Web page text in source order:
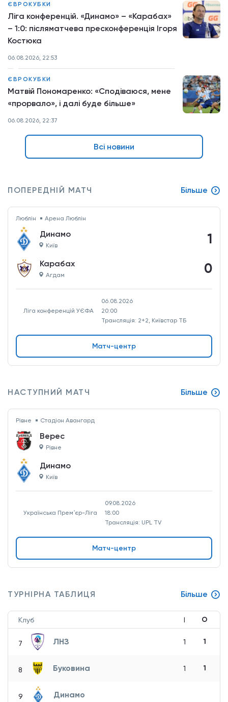
ЄВРОКУБКИ
Ліга конференцій. «Динамо» – «Карабах»
– 1:0: післяматчева пресконференція Ігоря
Костюка
06.08.2026, 22:53
ЄВРОКУБКИ
Матвій Пономаренко: «Сподіваюся, мене
«прорвало», і далі буде більше»
06.08.2026, 22:37
Всі новини
ПОПЕРЕДНІЙ МАТЧ Більше
Люблін Арена Люблін
Динамо
Київ 1
Карабах
Агдам 0
Ліга конференцій УЄФА
06.08.2026
20:00
Трансляція: 2+2, Київстар ТБ
Матч-центр
НАСТУПНИЙ МАТЧ Більше
Рівне Стадіон Авангард
Верес
Рівне
Динамо
Київ
Українська Премʼєр-Ліга
09.08.2026
18:00
Трансляція: UPL TV
Матч-центр
ТУРНІРНА ТАБЛИЦЯ Більше
Клуб І О
7 ЛНЗ 1 1
8 Буковина 1 1
9 Динамо